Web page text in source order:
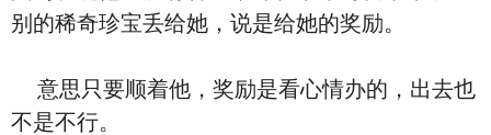
别的稀奇珍宝丢给她，说是给她的奖励。
意思只要顺着他，奖励是看心情办的，出去也
不是不行。